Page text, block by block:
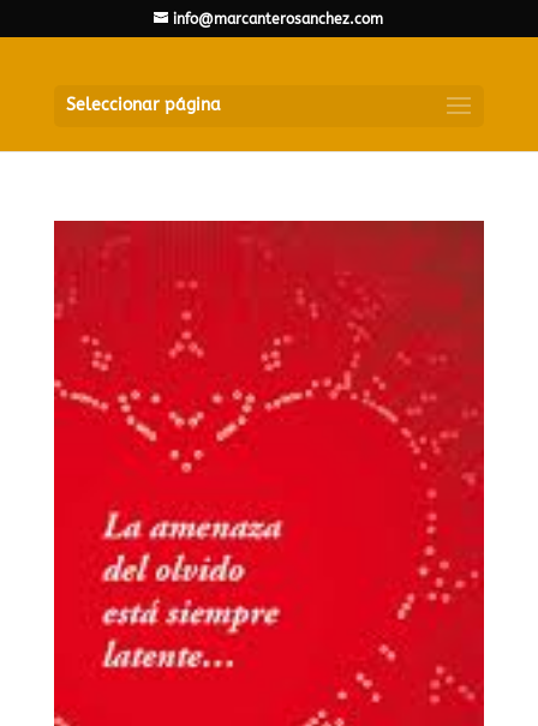
info@marcanterosanchez.com
Seleccionar página